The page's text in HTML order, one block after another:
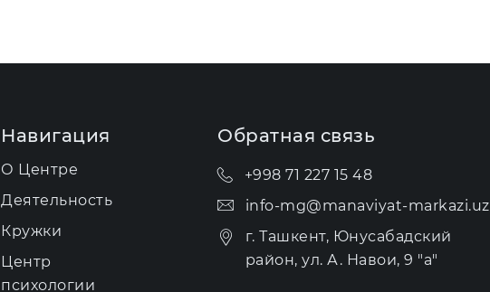
Навигация
О Центре
Деятельность
Кружки
Центр
психологии
Обратная связь
+998 71 227 15 48
info-mg@manaviyat-markazi.uz
г. Ташкент, Юнусабадский
район, ул. А. Навои, 9 "а"